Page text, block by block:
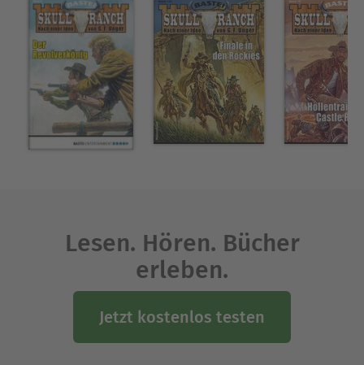
Lesen. Hören. Bücher
erleben.
Jetzt kostenlos testen